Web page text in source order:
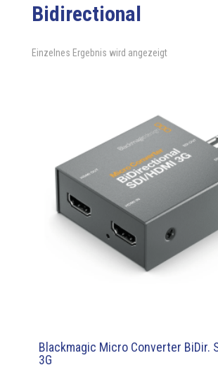
Bidirectional
Einzelnes Ergebnis wird angezeigt
Blackmagic Micro Converter BiDir.
3G